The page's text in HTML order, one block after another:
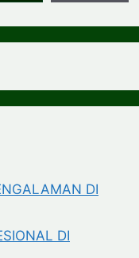
DI
DI